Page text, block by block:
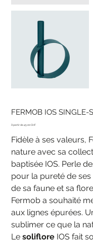
FERMOB IOS SINGLE-
Prix 45.00 CHF
Fidèle à ses valeurs,
nature avec sa
baptisée IOS. Perle
pour la pureté de
de sa faune et sa
Fermob a souhaité
aux lignes épurées.
sublimer ce que la
Lesoliflore IOS fait